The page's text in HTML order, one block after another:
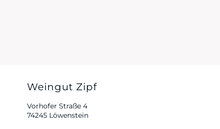
Weingut Zipf
Vorhofer Straße 4
74245 Löwenstein